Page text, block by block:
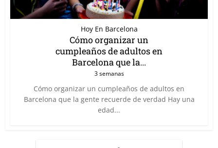
Hoy En Barcelona
Cómo organizar un
cumpleaños de adultos en
Barcelona que la...
3 semanas
Cómo organizar un cumpleaños de adultos en
Barcelona que la gente recuerde de verdad Hay una
edad...